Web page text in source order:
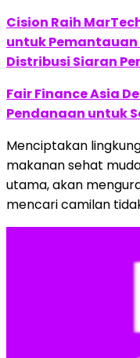
Cision Raih
untuk Pemantauan
Distribusi Siaran
Fair Finance Asia
Pendanaan untuk
Menciptakan
makanan sehat
utama, akan
mencari camilan